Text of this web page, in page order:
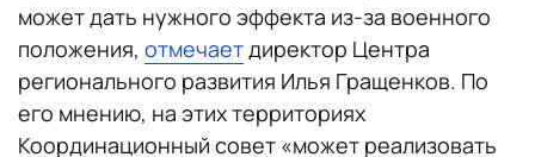
может дать нужного эффекта из-за военного
положения, отмечает директор Центра
регионального развития Илья Гращенков. По
его мнению, на этих территориях
Координационный совет «может реализовать